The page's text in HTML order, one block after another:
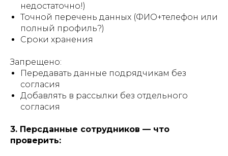
недостаточно!)
Точной перечень данных (ФИО+телефон или
полный профиль?)
Сроки хранения
Запрещено:
Передавать данные подрядчикам без
согласия
Добавлять в рассылки без отдельного
согласия
3. Персданные сотрудников — что
проверить: